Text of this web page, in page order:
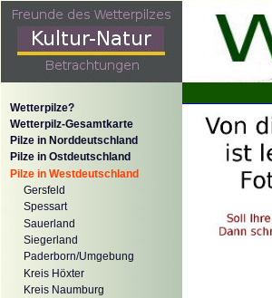
Wetterpilze?
Wetterpilz-Gesamtkarte
Pilze in Norddeutschland
Pilze in Ostdeutschland
Pilze in Westdeutschland
Gersfeld
Spessart
Sauerland
Siegerland
Paderborn/Umgebung
Kreis Höxter
Kreis Naumburg